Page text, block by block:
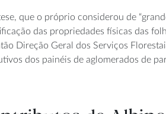
que o próprio considerou de
das propriedades físicas das
Direção Geral dos Serviços
dos painéis de aglomerados de